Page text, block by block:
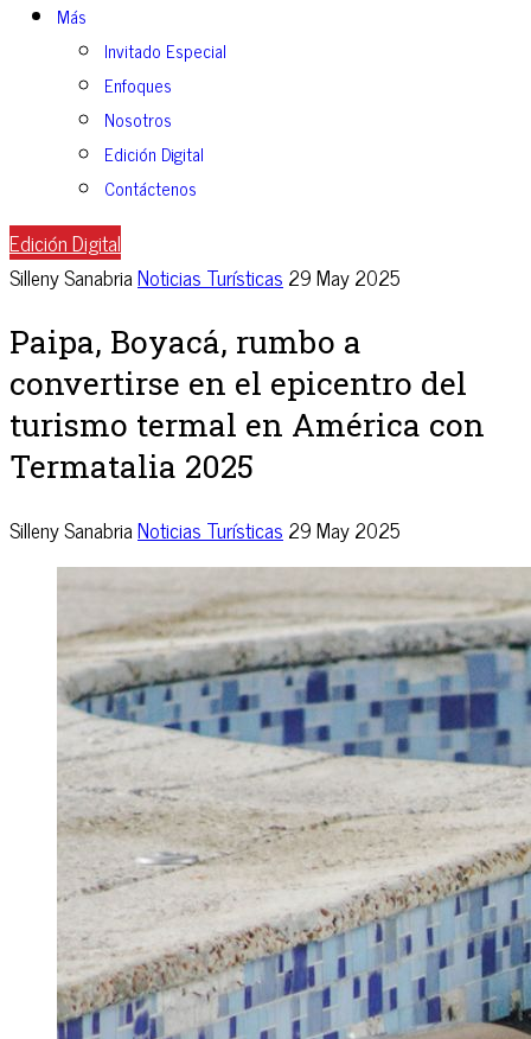
Más
Invitado Especial
Enfoques
Nosotros
Edición Digital
Contáctenos
Edición Digital
Silleny SanabriaNoticias Turísticas 29 May 2025
Paipa, Boyacá, rumbo a
convertirse en el epicentro del
turismo termal en América con
Termatalia 2025
Silleny SanabriaNoticias Turísticas 29 May 2025